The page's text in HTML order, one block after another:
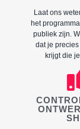
Laat ons
het
publiek zijn.
dat je
krijgt die